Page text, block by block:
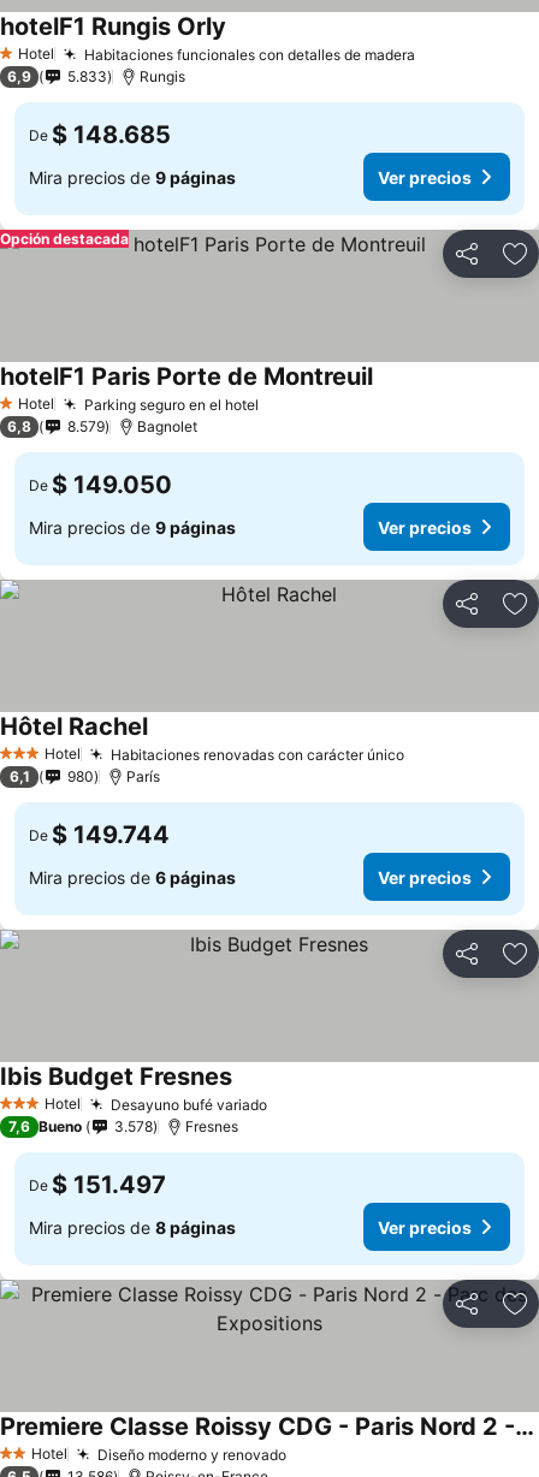
1 Estrellas
Hotel Habitaciones funcionales con detalles de madera
hotelF1 Rungis Orly
6,9 5.833 Rungis
De $ 148.685
Mira precios de 9 páginas Ver precios
Compartir
Opción destacada
1 Estrellas
Hotel Parking seguro en el hotel
hotelF1 Paris Porte de Montreuil
6,8 8.579 Bagnolet
De $ 149.050
Mira precios de 9 páginas Ver precios
Compartir
3 Estrellas
Hotel Habitaciones renovadas con carácter único
Hôtel Rachel
6,1 980 París
De $ 149.744
Mira precios de 6 páginas Ver precios
Compartir
3 Estrellas
Hotel Desayuno bufé variado
Ibis Budget Fresnes
7,6 Bueno 3.578 Fresnes
De $ 151.497
Mira precios de 8 páginas Ver precios
Compartir
2 Estrellas
Hotel Diseño moderno y renovado
Premiere Classe Roissy CDG - Paris Nord 2 - Parc des Expositions